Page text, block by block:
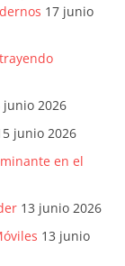
17 junio
junio 2026
junio 2026
en el
13 junio 2026
13 junio